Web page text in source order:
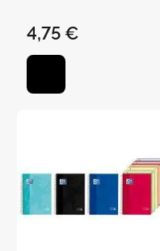
4,75 €